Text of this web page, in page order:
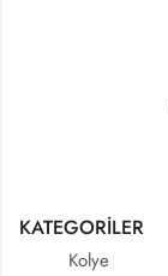
KATEGORİLER
Kolye